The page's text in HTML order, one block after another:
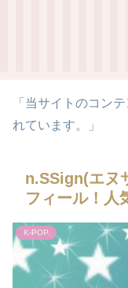
「当サイトのコン
れています。」
n.SSign(エヌ
フィール！人
K-POP